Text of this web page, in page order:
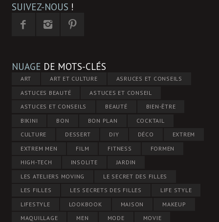
SUIVEZ-NOUS !
NUAGE DE MOTS-CLÉS
ART ART ET CULTURE
ASRUCES ET CONSEILS
ASTUCES BEAUTÉ
ASTUCES ET CONSEIL
ASTUCES ET CONSEILS
BEAUTÉ
BIEN-ÊTRE
BIKINI
BON BON PLAN
COCKTAIL
CULTURE
DESSERT DIY DÉCO
EXTREM
EXTREM MEN
FILM FITNESS
FORMEN
HIGH-TECH
INSOLITE
JARDIN
LES ATELIERS MOVING
LE SECRET DES FILLES
LES FILLES
LES SECRETS DES FILLES
LIFE STYLE
LIFESTYLE
LOOKBOOK MAISON
MAKEUP
MAQUILLAGE
MEN MODE MOVIE